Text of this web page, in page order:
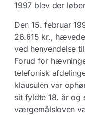
1997 blev der
Den 15. februar
26.615 kr.,
ved henvendelse
Forud for
telefonisk
klausulen var
sit fyldte 18. år og
værgemålsloven